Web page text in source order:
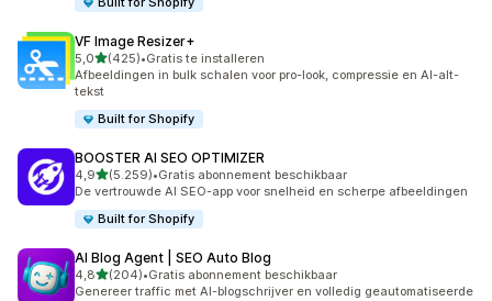
VF Image Resizer+
5,0van 5 sterren
(425)
425 recensies in totaal
•Gratis te installeren
Afbeeldingen in bulk schalen voor pro-look, compressie en AI-alt-
tekst
Built for Shopify
BOOSTER AI SEO OPTIMIZER
4,9van 5 sterren
(5.259)
5259 recensies in totaal
•Gratis abonnement beschikbaar
De vertrouwde AI SEO-app voor snelheid en scherpe afbeeldingen
Built for Shopify
AI Blog Agent | SEO Auto Blog
4,8van 5 sterren
(204)
204 recensies in totaal
•Gratis abonnement beschikbaar
Genereer traffic met AI-blogschrijver en volledig geautomatiseerde